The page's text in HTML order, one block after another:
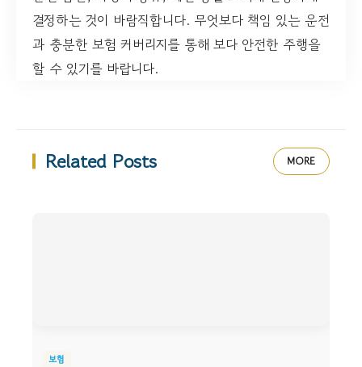
결정하는 것이 바람직합니다. 무엇보다 책임 있는 운전
과 충분한 보험 커버리지를 통해 보다 안전한 주행을
할 수 있기를 바랍니다.
Related Posts MORE
보험